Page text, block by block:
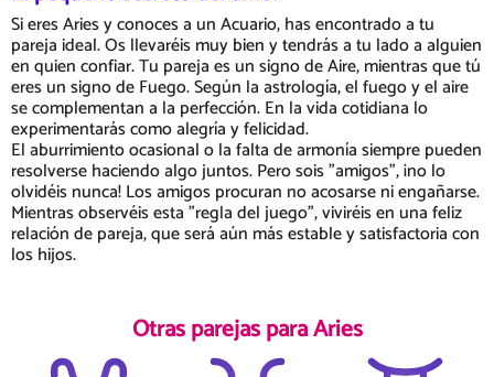
Si eres Aries y conoces a un Acuario, has encontrado a tu
pareja ideal. Os llevaréis muy bien y tendrás a tu lado a alguien
en quien confiar. Tu pareja es un signo de Aire, mientras que tú
eres un signo de Fuego. Según la astrología, el fuego y el aire
se complementan a la perfección. En la vida cotidiana lo
experimentarás como alegría y felicidad.
El aburrimiento ocasional o la falta de armonía siempre pueden
resolverse haciendo algo juntos. Pero sois "amigos", ¡no lo
olvidéis nunca! Los amigos procuran no acosarse ni engañarse.
Mientras observéis esta "regla del juego", viviréis en una feliz
relación de pareja, que será aún más estable y satisfactoria con
los hijos.
Otras parejas para Aries